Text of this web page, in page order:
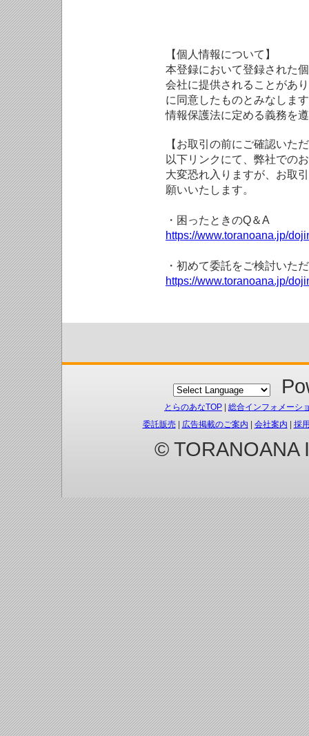
【個人情報について】
本登録において登録された
会社に提供されることがあ
に同意したものとみなしま
情報保護法に定める義務を
【お取引の前にご確認いた
以下リンクにて、弊社での
大変恐れ入りますが、お取
願いいたします。
・困ったときのQ＆A
https://www.toranoana.jp/
・初めて委託をご検討いた
https://www.toranoana.jp/
とらのあなTOP
総合インフォメーシ
委託販売| 広告掲載のご案内 会社案内 採
© TORANOANA